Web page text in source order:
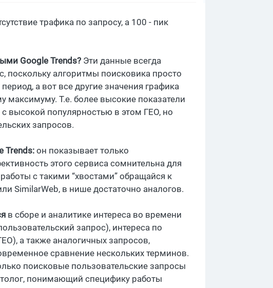
трафика по запросу, а 100 - пик
Google Trends? Эти данные всегда
поскольку алгоритмы поисковика просто
а вот все другие значения графика
Т.е. более высокие показатели
высокой популярностью в этом ГЕО, но
запросов.
Trends:он показывает только
этого сервиса сомнительна для
с такими “хвостами” обращайся к
SimilarWeb, в нише достаточно аналогов.
в сборе и аналитике интереса во времени
запрос), интереса по
а также аналогичных запросов,
сравнение нескольких терминов.
поисковые пользовательские запросы
понимающий специфику работы